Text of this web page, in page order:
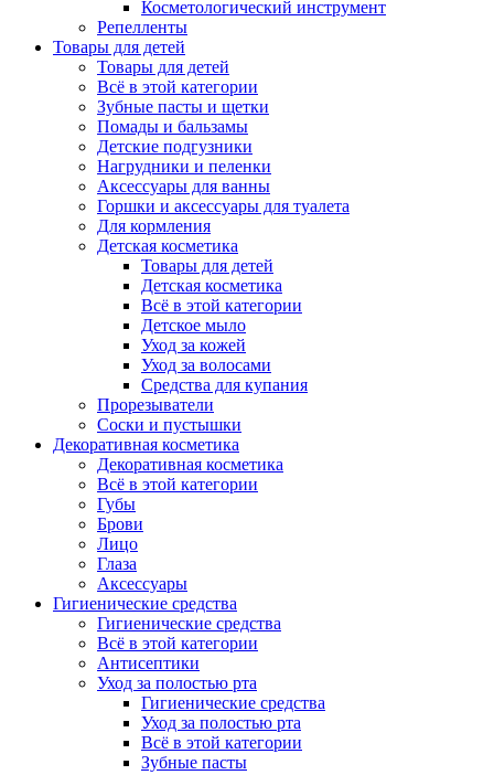
Косметологический инструмент
Репелленты
Товары для детей
Товары для детей
Всё в этой категории
Зубные пасты и щетки
Помады и бальзамы
Детские подгузники
Нагрудники и пеленки
Аксессуары для ванны
Горшки и аксессуары для туалета
Для кормления
Детская косметика
Товары для детей
Детская косметика
Всё в этой категории
Детское мыло
Уход за кожей
Уход за волосами
Средства для купания
Прорезыватели
Соски и пустышки
Декоративная косметика
Декоративная косметика
Всё в этой категории
Губы
Брови
Лицо
Глаза
Аксессуары
Гигиенические средства
Гигиенические средства
Всё в этой категории
Антисептики
Уход за полостью рта
Гигиенические средства
Уход за полостью рта
Всё в этой категории
Зубные пасты